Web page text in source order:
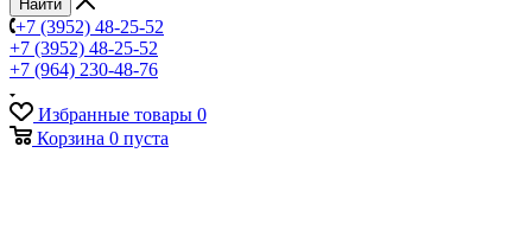
Найти
+7 (3952) 48-25-52
+7 (3952) 48-25-52
+7 (964) 230-48-76
Избранные товары 0
Корзина 0 пуста